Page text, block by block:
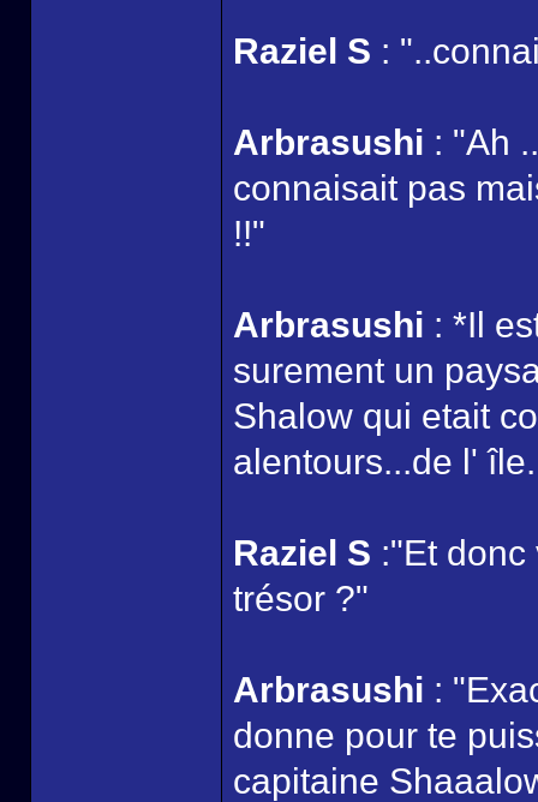
Raziel S :
Arbrasushi : "Ah
connaisait pas
!!"
Arbrasushi : *Il
surement un
Shalow qui etait
alentours...de l'
Raziel S :"Et
trésor ?"
Arbrasushi :
donne pour te
capitaine